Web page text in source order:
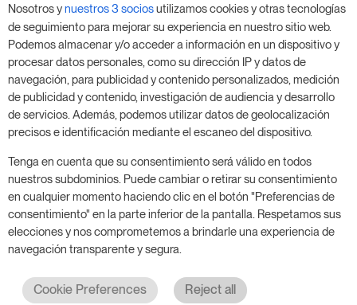
Aprovecha nuestra prueba de 14 días y mejora tu
negocio, sin compromiso.
Agenda una reunión para empezar tu prueba
gratuita de 14 días.
Inicia tu prueba gratuita
Programa una reunión
Nosotros ynuestros 3 sociosutilizamos cookies y otras tecnologías
de seguimiento para mejorar su experiencia en nuestro sitio web.
Podemos almacenar y/o acceder a información en un dispositivo y
procesar datos personales, como su dirección IP y datos de
navegación, para publicidad y contenido personalizados, medición
de publicidad y contenido, investigación de audiencia y desarrollo
de servicios. Además, podemos utilizar datos de geolocalización
precisos e identificación mediante el escaneo del dispositivo.
Tenga en cuenta que su consentimiento será válido en todos
nuestros subdominios. Puede cambiar o retirar su consentimiento
en cualquier momento haciendo clic en el botón "Preferencias de
consentimiento" en la parte inferior de la pantalla. Respetamos sus
elecciones y nos comprometemos a brindarle una experiencia de
navegación transparente y segura.
Cookie Preferences Reject all